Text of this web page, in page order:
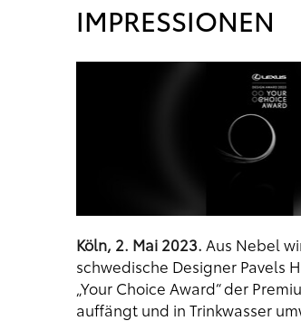
IMPRESSIONEN
Köln, 2. Mai 2023. Aus Nebel
schwedische Designer Pavels
„Your Choice Award“ der
auffängt und in Trinkwasser